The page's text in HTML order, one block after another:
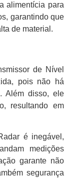
alimentícia para
garantindo que
de material.
de Nível
pois não há
Além disso, ele
resultando em
é inegável,
medições
garante não
segurança